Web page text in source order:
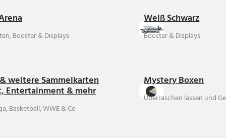
Booster & Displays
Weiß Schwarz
Booster & Displays
weitere Sammelkarten
Entertainment & mehr
Basketball, WWE & Co
Mystery Boxen
Überraschen lassen und